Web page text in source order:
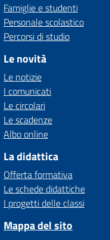
Famiglie e studenti
Personale scolastico
Percorsi di studio
Le novità
Le notizie
I comunicati
Le circolari
Le scadenze
Albo online
La didattica
Offerta formativa
Le schede didattiche
I progetti delle classi
Mappa del sito